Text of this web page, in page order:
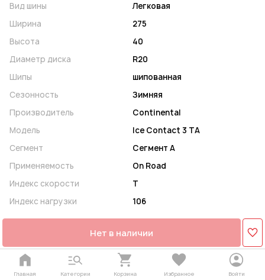
Вид шины
Легковая
Ширина
275
Высота
40
Диаметр диска
R20
Шипы
шипованная
Сезонность
Зимняя
Производитель
Continental
Модель
Ice Contact 3 TA
Сегмент
Сегмент A
Применяемость
On Road
Индекс скорости
T
Индекс нагрузки
106
Нет в наличии
Главная Категории Корзина Избранное Войти